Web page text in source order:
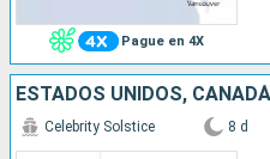
Pague en 4X
ESTADOS UNIDOS, CANADÁ
Celebrity Solstice 8 d